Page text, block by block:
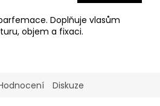
Doplňuje vlasům
objem a fixaci.
Diskuze